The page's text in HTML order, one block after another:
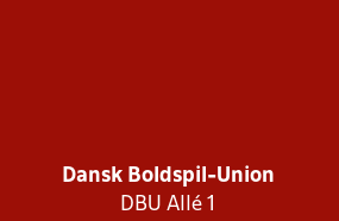
Dansk Boldspil-Union
DBU Allé 1